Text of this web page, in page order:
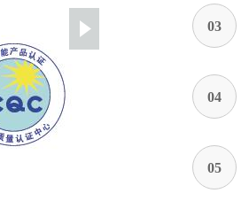
03
04
05